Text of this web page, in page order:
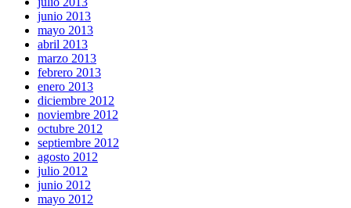
junio 2013
mayo 2013
abril 2013
marzo 2013
febrero 2013
enero 2013
diciembre 2012
noviembre 2012
octubre 2012
septiembre 2012
agosto 2012
julio 2012
junio 2012
mayo 2012